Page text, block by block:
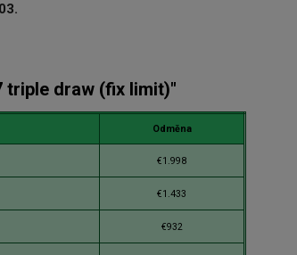
triple draw (fix limit)"
Odměna
€1.998
€1.433
€932